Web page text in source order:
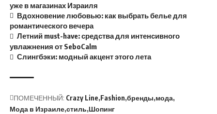
уже в магазинах Израиля
Вдохновение любовью: как выбрать белье для
романтического вечера
Летний must-have: средства для интенсивного
увлажнения от SeboCalm
Слингбэки: модный акцент этого лета
ПОМЕЧЕННЫЙ: Crazy Line Fashion бренды мода
Мода в Израиле стиль Шопинг